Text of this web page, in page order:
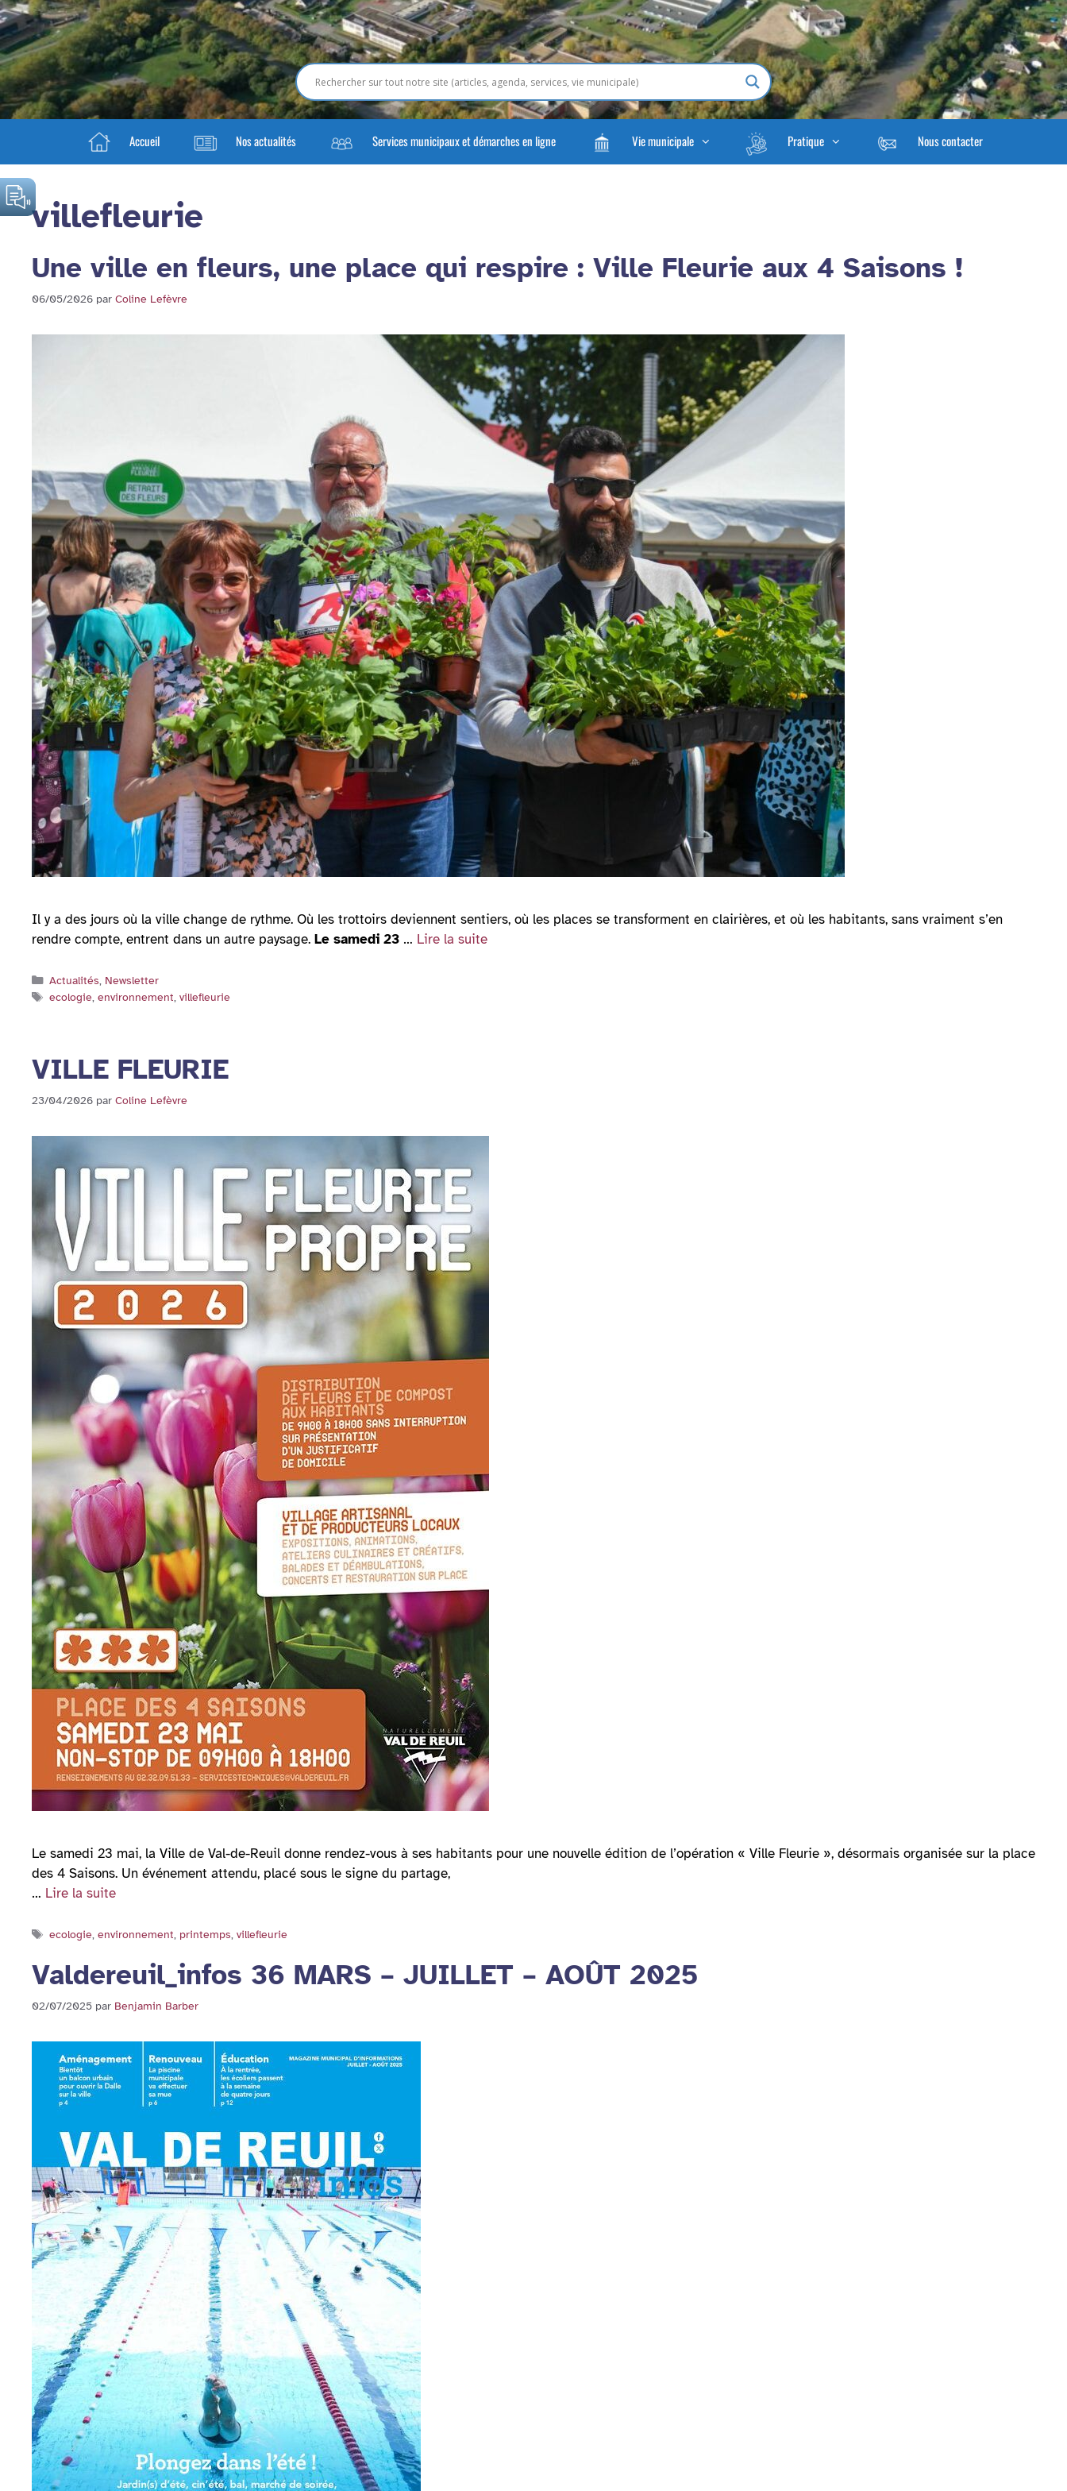
Accueil Nos actualités Services municipaux et démarches en ligne Vie municipale Pratique Nous contacter
villefleurie
Une ville en fleurs, une place qui respire : Ville Fleurie aux 4 Saisons !
06/05/2026 par Coline Lefèvre
Il y a des jours où la ville change de rythme. Où les trottoirs deviennent sentiers, où les places se transforment en clairières, et où les habitants, sans vraiment s’en
rendre compte, entrent dans un autre paysage. Le samedi 23 … Lire la suite
Catégories
Actualités, Newsletter
Étiquettes
ecologie, environnement, villefleurie
VILLE FLEURIE
23/04/2026 par Coline Lefèvre
Le samedi 23 mai, la Ville de Val-de-Reuil donne rendez-vous à ses habitants pour une nouvelle édition de l’opération « Ville Fleurie », désormais organisée sur la place
des 4 Saisons. Un événement attendu, placé sous le signe du partage,
… Lire la suite
Étiquettes
ecologie, environnement, printemps, villefleurie
Valdereuil_infos 36 MARS – JUILLET – AOÛT 2025
02/07/2025 par Benjamin Barber